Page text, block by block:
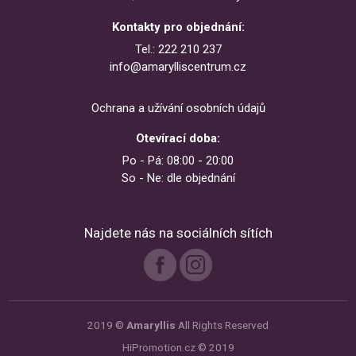
Kontakty pro objednání:
Tel.: 222 210 237
info@amarylliscentrum.cz
Ochrana a užívání osobních údajů
Otevírací doba:
Po - Pá: 08:00 - 20:00
So - Ne: dle objednání
Najdete nás na sociálních sítích
2019 © Amaryllis All Rights Reserved
HiPromotion.cz© 2019